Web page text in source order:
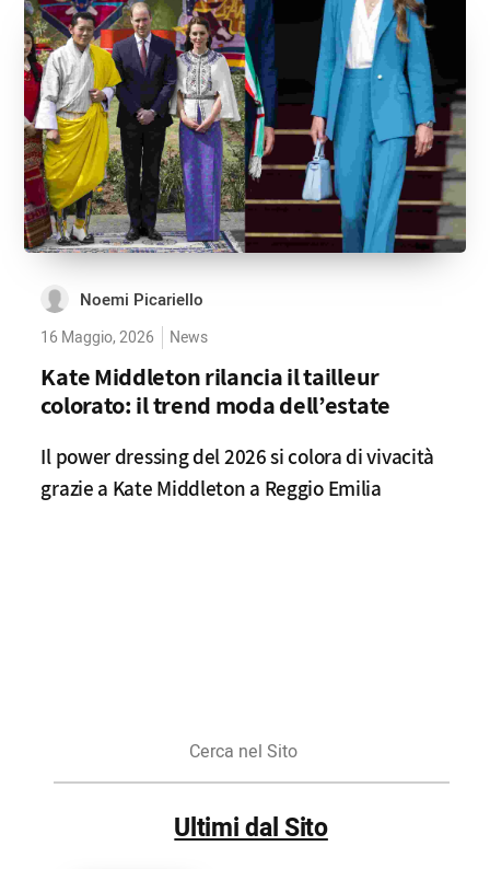
Noemi Picariello
16 Maggio, 2026 News
Kate Middleton rilancia il tailleur
colorato: il trend moda dell’estate
Il power dressing del 2026 si colora di vivacità
grazie a Kate Middleton a Reggio Emilia
Sito
Ultimi dal Sito